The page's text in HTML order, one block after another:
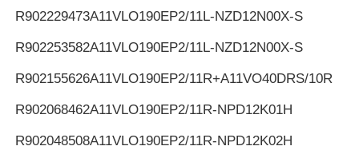
R902229473A11VLO190EP2/11L-NZD12N00X-S
R902253582A11VLO190EP2/11L-NZD12N00X-S
R902155626A11VLO190EP2/11R+A11VO40DRS/10R
R902068462A11VLO190EP2/11R-NPD12K01H
R902048508A11VLO190EP2/11R-NPD12K02H